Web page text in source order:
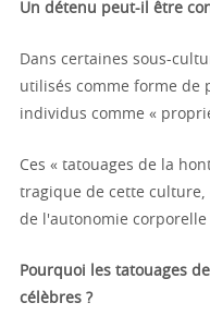
Un détenu peut-il être
Dans certaines sous-
utilisés comme forme de
individus comme «
Ces « tatouages de la
tragique de cette
de l'autonomie corporelle
Pourquoi les tatouages
célèbres ?